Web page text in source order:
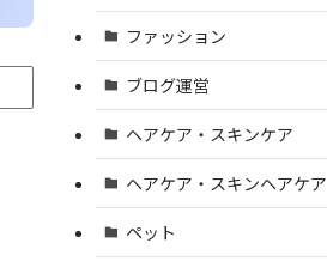
ファッション
ブログ運営
ヘアケア・スキンケア
ヘアケア・スキンヘアケア
ペット